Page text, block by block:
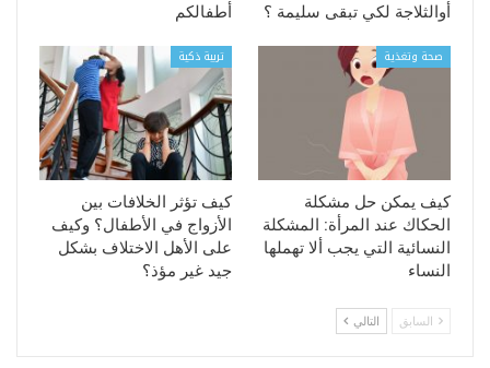
أوالثلاجة لكي تبقى سليمة ؟
أطفالكم
صحة وتغذية
كيف يمكن حل مشكلة
الحكاك عند المرأة: المشكلة
النسائية التي يجب ألا تهملها
النساء
تربية ذكية
كيف تؤثر الخلافات بين
الأزواج في الأطفال؟ وكيف
على الأهل الاختلاف بشكل
جيد غير مؤذ؟
السابق التالي